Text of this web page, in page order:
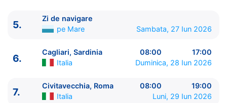
ITINERARIU
----------------------------------------
1. Genova Italia
Valencia Spania 10:00 - 20:00
4.
Spania
5.
Zi de navigare
pe Mare
Sambata, 27 Iun 2026
6.
Cagliari, Sardinia 08:00
17:00
Italia
Duminica, 28 Iun 2026
7.
Civitavecchia, Roma 08:00
19:00
Italia
Luni, 29 Iun 2026